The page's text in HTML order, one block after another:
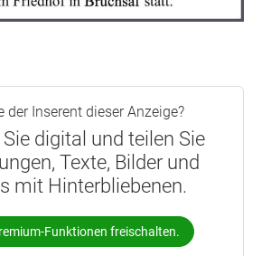
der Inserent dieser Anzeige?
digital und teilen Sie
Texte, Bilder und
mit Hinterbliebenen.
Funktionen freischalten.